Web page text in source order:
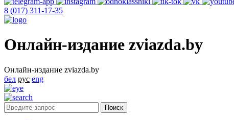
8 (017) 311-17-35
Онлайн-издание zviazda.by
Онлайн-издание zviazda.by
бел рус eng